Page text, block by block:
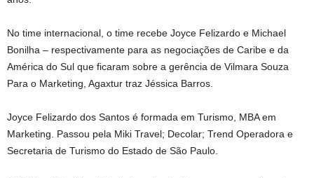
No time internacional, o time recebe Joyce Felizardo e Michael
Bonilha – respectivamente para as negociações de Caribe e da
América do Sul que ficaram sobre a gerência de Vilmara Souza
Para o Marketing, Agaxtur traz Jéssica Barros.
Joyce Felizardo dos Santos é formada em Turismo, MBA em
Marketing. Passou pela Miki Travel; Decolar; Trend Operadora e
Secretaria de Turismo do Estado de São Paulo.